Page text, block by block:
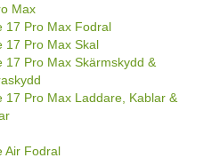
Max
17 Pro Max Fodral
17 Pro Max Skal
17 Pro Max Skärmskydd &
17 Pro Max Laddare, Kablar &
Air Fodral